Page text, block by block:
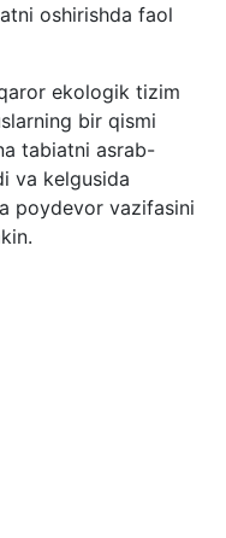
oshirishda faol
ekologik tizim
bir qismi
tabiatni asrab-
va kelgusida
poydevor vazifasini